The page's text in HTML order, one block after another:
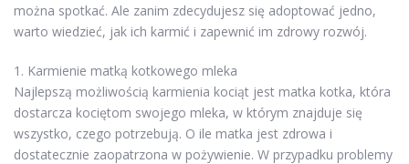
można spotkać. Ale zanim zdecydujesz się adoptować jedno,
warto wiedzieć, jak ich karmić i zapewnić im zdrowy rozwój.
1. Karmienie matką kotkowego mleka
Najlepszą możliwością karmienia kociąt jest matka kotka, która
dostarcza kociętom swojego mleka, w którym znajduje się
wszystko, czego potrzebują. O ile matka jest zdrowa i
dostatecznie zaopatrzona w pożywienie. W przypadku problemy